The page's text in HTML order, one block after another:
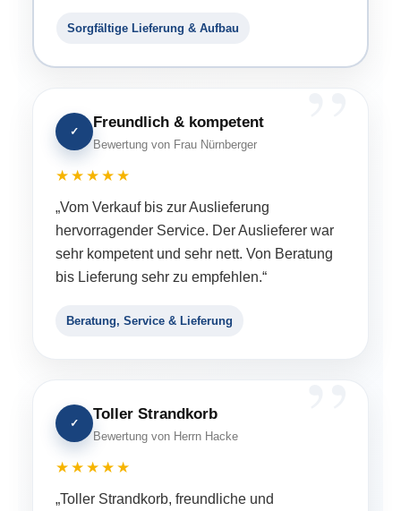
Sorgfältige Lieferung & Aufbau
✓
Freundlich & kompetent
Bewertung von Frau Nürnberger
★★★★★
„Vom Verkauf bis zur Auslieferung
hervorragender Service. Der Auslieferer war
sehr kompetent und sehr nett. Von Beratung
bis Lieferung sehr zu empfehlen.“
Beratung, Service & Lieferung
✓
Toller Strandkorb
Bewertung von Herrn Hacke
★★★★★
„Toller Strandkorb, freundliche und